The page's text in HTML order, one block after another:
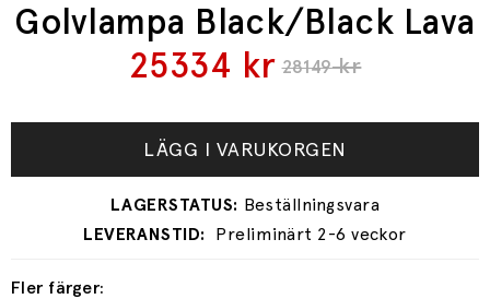
Golvlampa Black/Black Lava
28149kr
25334 kr
Fler färger:
LÄGG I VARUKORGEN
Preliminärt 2-6 veckor